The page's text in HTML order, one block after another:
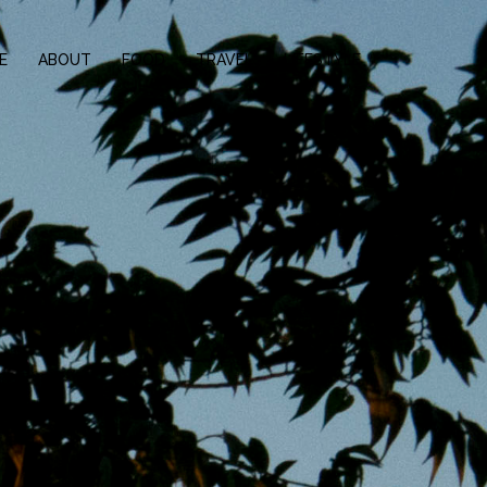
ABOUT FOOD TRAVEL LIFESTYLE